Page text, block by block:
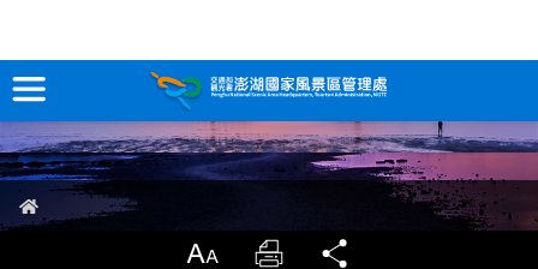
跳
到
主
要
內
容
訊息專區
關於澎湖
無標題
放大 列印